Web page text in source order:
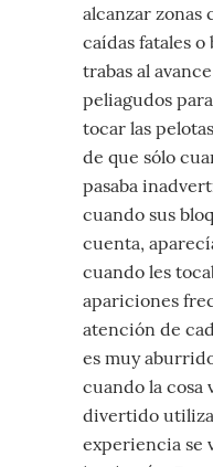
alcanzar zonas
caídas fatales
trabas al
peliagudos
tocar las
de que sólo
pasaba
cuando sus
cuenta,
cuando les
apariciones
atención de
es muy
cuando la cosa
divertido
experiencia se